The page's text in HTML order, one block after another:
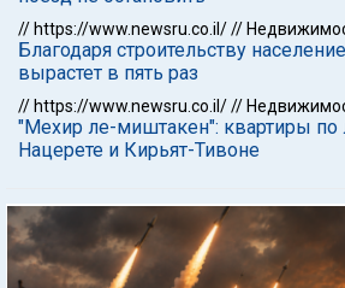
// https://www.newsru.co.il///
Благодаря строительству
вырастет в пять раз
// https://www.newsru.co.il///
"Мехир ле-миштакен": квартиры
Нацерете и Кирьят-Тивоне